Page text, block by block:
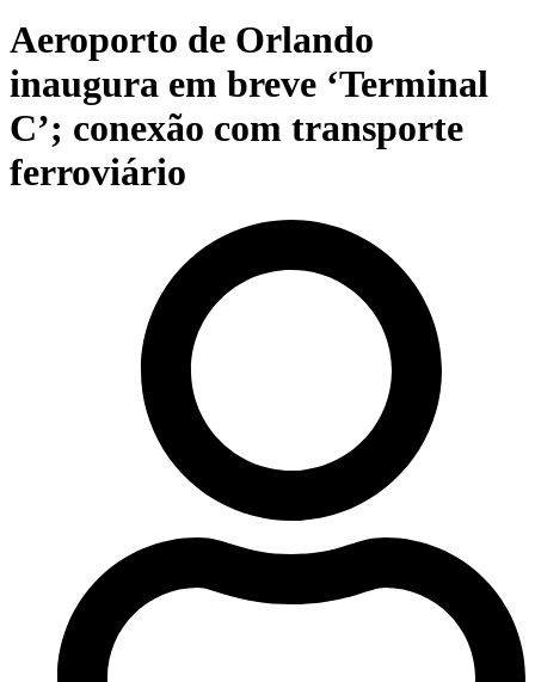
Aeroporto de Orlando
inaugura em breve ‘Terminal
C’; conexão com transporte
ferroviário